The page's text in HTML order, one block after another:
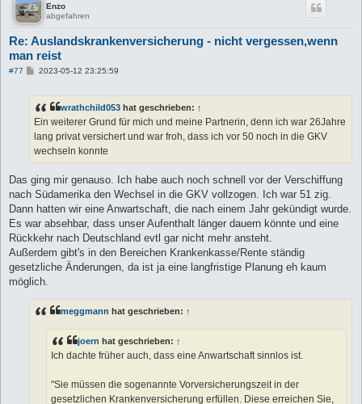
Enzo
abgefahren
Re: Auslandskrankenversicherung - nicht vergessen,wenn
man reist
#77
B
r
a
g
2023-05-12 23:25:59
wrathchild053 hat geschrieben: ↑
Ein weiterer Grund für mich und meine Partnerin, denn ich war 26Jahre
lang privat versichert und war froh, dass ich vor 50 noch in die GKV
wechseln konnte
Das ging mir genauso. Ich habe auch noch schnell vor der Verschiffung
nach Südamerika den Wechsel in die GKV vollzogen. Ich war 51 zig.
Dann hatten wir eine Anwartschaft, die nach einem Jahr gekündigt wurde.
Es war absehbar, dass unser Aufenthalt länger dauern könnte und eine
Rückkehr nach Deutschland evtl gar nicht mehr ansteht.
Außerdem gibt's in den Bereichen Krankenkasse/Rente ständig
gesetzliche Änderungen, da ist ja eine langfristige Planung eh kaum
möglich.
meggmann hat geschrieben: ↑
joern hat geschrieben: ↑
Ich dachte früher auch, dass eine Anwartschaft sinnlos ist.
"Sie müssen die sogenannte Vorversicherungszeit in der
gesetzlichen Krankenversicherung erfüllen. Diese erreichen Sie,